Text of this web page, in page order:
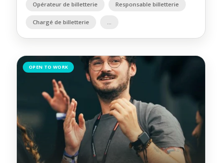
Opérateur de billetterie Responsable billetterie
Chargé de billetterie
OPEN TO WORK